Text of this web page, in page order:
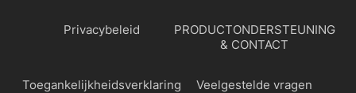
Privacybeleid
PRODUCTONDERSTEUNING
& CONTACT
Toegankelijkheidsverklaring Veelgestelde vragen